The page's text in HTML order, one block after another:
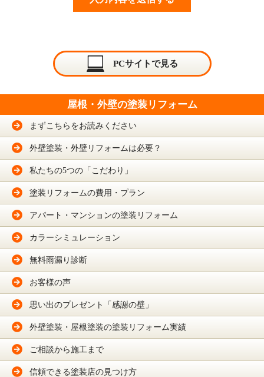
PCサイトで見る
屋根・外壁の塗装リフォーム
まずこちらをお読みください
外壁塗装・外壁リフォームは必要？
私たちの5つの「こだわり」
塗装リフォームの費用・プラン
アパート・マンションの塗装リフォーム
カラーシミュレーション
無料雨漏り診断
お客様の声
思い出のプレゼント「感謝の壁」
外壁塗装・屋根塗装の塗装リフォーム実績
ご相談から施工まで
信頼できる塗装店の見つけ方